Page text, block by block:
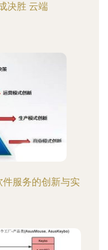
决胜 云端
件服务的创新与实